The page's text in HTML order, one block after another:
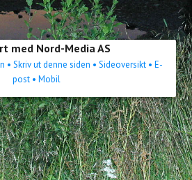
med Nord-Media AS
• Skriv ut denne siden • Sideoversikt• E-
post• Mobil